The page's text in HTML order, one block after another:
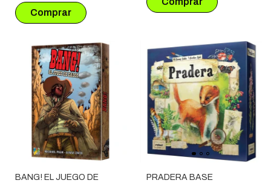
BANG! EL JUEGO DE
PRADERA BASE